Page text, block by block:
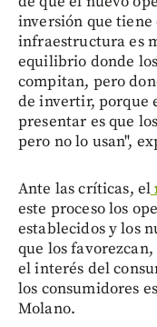
inversión que tiene
infraestructura es
equilibrio donde
compitan, pero
de invertir, porque
presentar es que
pero no lo usan",
Ante las críticas, el
este proceso los
establecidos y los
que los
el interés del
los consumidores
Molano.